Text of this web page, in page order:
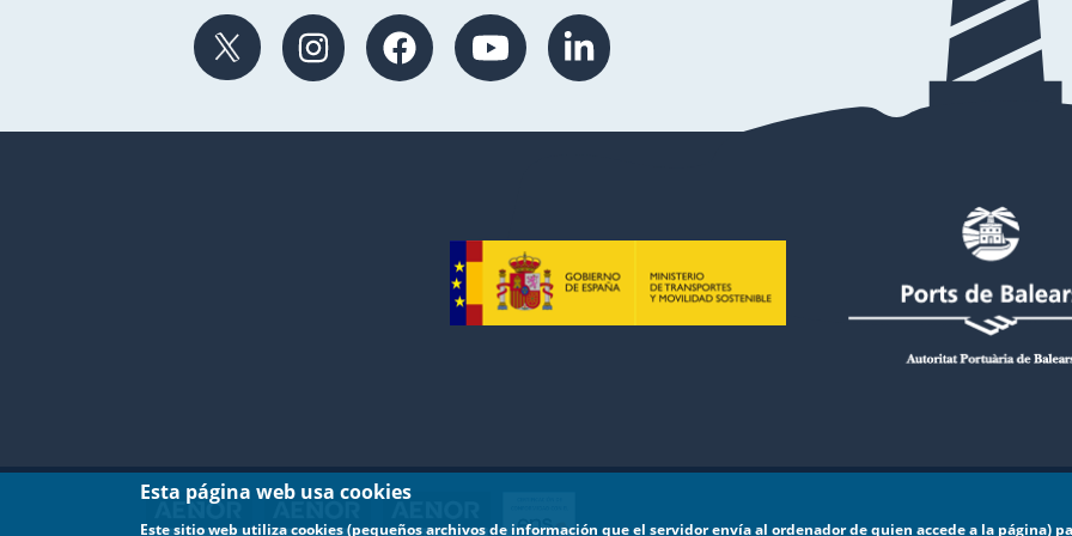
Esta página web usa cookies
Este sitio web utiliza cookies (pequeños archivos de información que el servidor envía al ordenador de quien accede a la página)